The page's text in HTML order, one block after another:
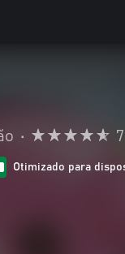
•
Otimizado para